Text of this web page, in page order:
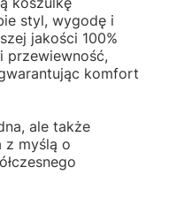
styl, wygodę i
jakości 100%
przewiewność,
komfort
ale także
z myślą o